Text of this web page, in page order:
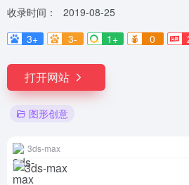
收录时间：
2019-08-25
3+
3- 1+ 0
打开网站
图形创意
3ds-max